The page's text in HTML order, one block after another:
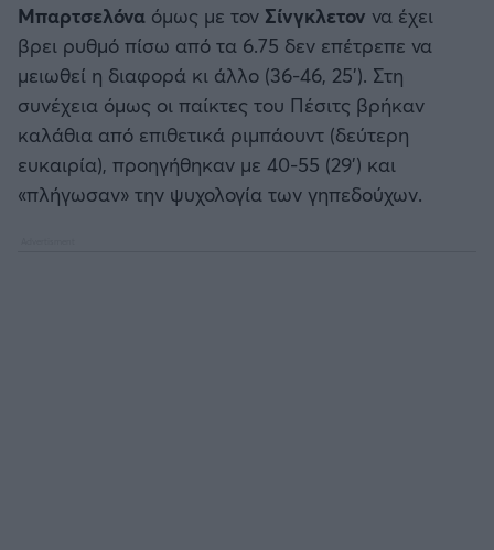
Μπαρτσελόνα όμως με τον Σίνγκλετον να έχει
βρει ρυθμό πίσω από τα 6.75 δεν επέτρεπε να
μειωθεί η διαφορά κι άλλο (36-46, 25’). Στη
συνέχεια όμως οι παίκτες του Πέσιτς βρήκαν
καλάθια από επιθετικά ριμπάουντ (δεύτερη
ευκαιρία), προηγήθηκαν με 40-55 (29’) και
«πλήγωσαν» την ψυχολογία των γηπεδούχων.